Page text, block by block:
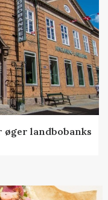
landbobanks